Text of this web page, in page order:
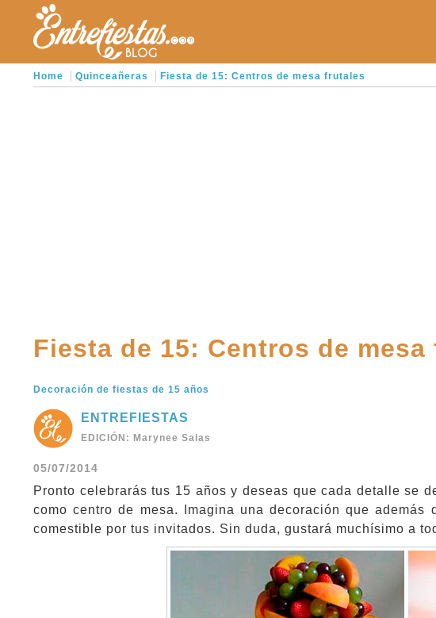
Home Quinceañeras Fiesta de 15: Centros de mesa frutales
Fiesta de 15: Centros de
Decoración de fiestas de 15 años
ENTREFIESTAS
EDICIÓN: Marynee Salas
05/07/2014
Pronto celebrarás tus 15 años y deseas que cada detalle se
como centro de mesa. Imagina una decoración que
comestible por tus invitados. Sin duda, gustará muchísimo a